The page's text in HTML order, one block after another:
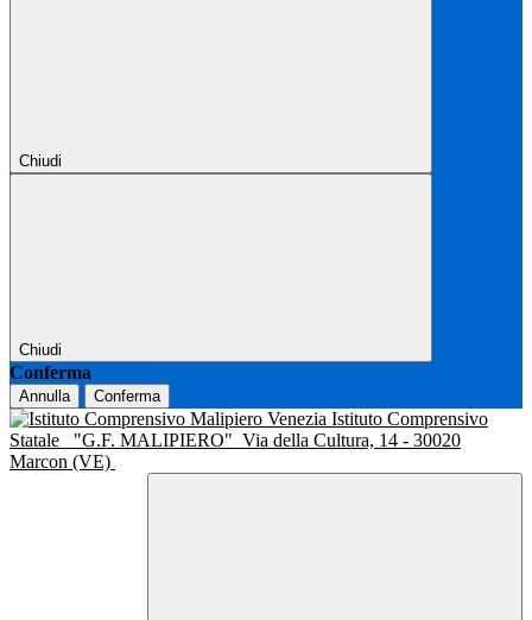
Chiudi
Chiudi
Conferma
Annulla Conferma
Istituto Comprensivo
Statale
"G.F. MALIPIERO" Via della Cultura, 14 - 30020
Marcon (VE)